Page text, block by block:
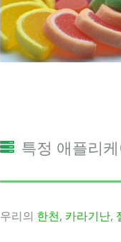
특정 애플리
우리의 한천, 카라기난,